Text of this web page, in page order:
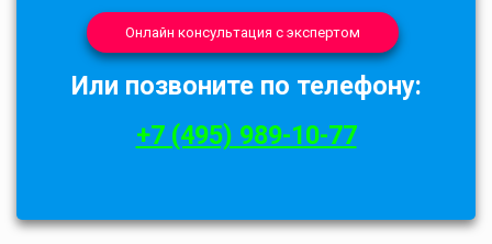
Онлайн консультация с экспертом
Или позвоните по телефону:
+7 (495) 989-10-77